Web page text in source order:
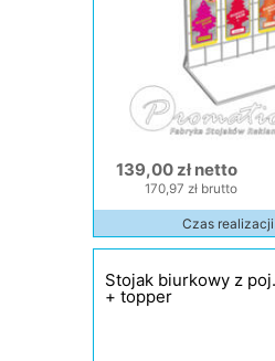
139,00 zł netto
170,97 zł brutto
Czas realizacji
Stojak biurkowy z
+ topper